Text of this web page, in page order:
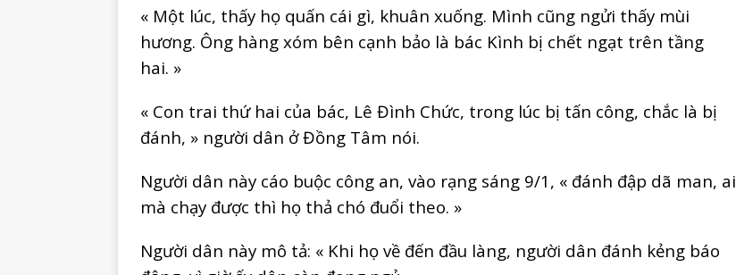
« Một lúc, thấy họ quấn cái gì, khuân xuống. Mình cũng ngửi thấy mùi
hương. Ông hàng xóm bên cạnh bảo là bác Kình bị chết ngạt trên tầng
hai. »
« Con trai thứ hai của bác, Lê Đình Chức, trong lúc bị tấn công, chắc là bị
đánh, » người dân ở Đồng Tâm nói.
Người dân này cáo buộc công an, vào rạng sáng 9/1, « đánh đập dã man, ai
mà chạy được thì họ thả chó đuổi theo. »
Người dân này mô tả: « Khi họ về đến đầu làng, người dân đánh kẻng báo